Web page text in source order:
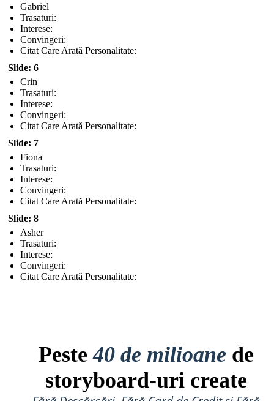
Gabriel
Trasaturi:
Interese:
Convingeri:
Citat Care Arată Personalitate:
Slide: 6
Crin
Trasaturi:
Interese:
Convingeri:
Citat Care Arată Personalitate:
Slide: 7
Fiona
Trasaturi:
Interese:
Convingeri:
Citat Care Arată Personalitate:
Slide: 8
Asher
Trasaturi:
Interese:
Convingeri:
Citat Care Arată Personalitate:
Peste40 de milioane de
storyboard-uri create